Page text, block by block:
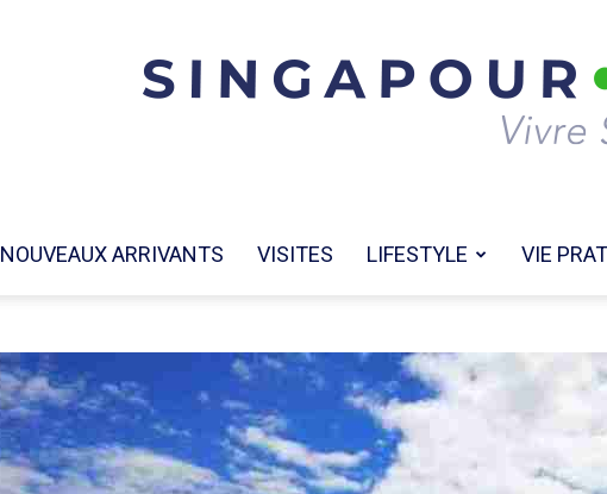
NOUVEAUX ARRIVANTS VISITES LIFESTYLE VIE